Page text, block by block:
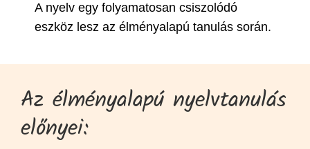
A nyelv egy folyamatosan csiszolódó
eszköz lesz az élményalapú tanulás során.
Az élményalapú nyelvtanulás
előnyei: